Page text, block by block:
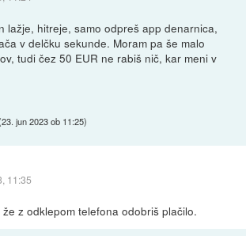
lažje, hitreje, samo odpreš app denarnica,
v delčku sekunde. Moram pa še malo
tudi čez 50 EUR ne rabiš nič, kar meni v
23. jun 2023 ob 11:25)
11:35
z odklepom telefona odobriš plačilo.